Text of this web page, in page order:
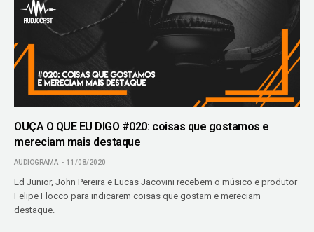
OUÇA O QUE EU DIGO #020: coisas que gostamos e
mereciam mais destaque
AUDIOGRAMA 11/08/2020
Ed Junior, John Pereira e Lucas Jacovini recebem o músico e produtor
Felipe Flocco para indicarem coisas que gostam e mereciam
destaque.